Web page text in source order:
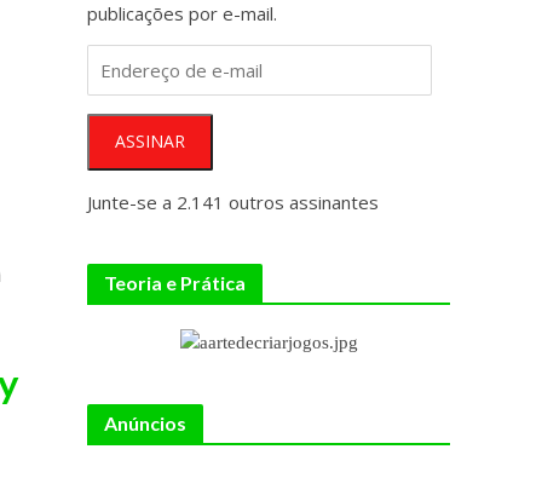
publicações por e-mail.
de
e-
mailASSINAR
Junte-se a 2.141 outros assinantes
Teoria e Prática
Anúncios